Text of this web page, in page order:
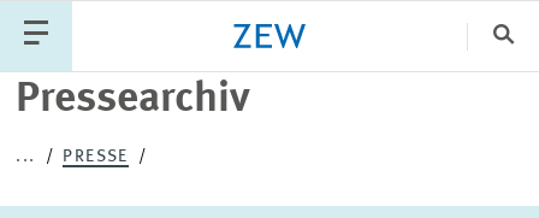
Pressearchiv
... PRESSE